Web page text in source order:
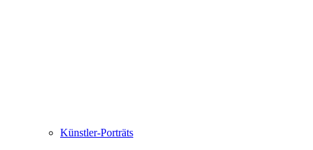
Künstler-Porträts